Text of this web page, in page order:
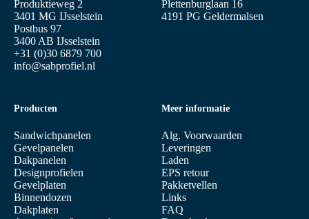
Produktieweg 2
3401 MG IJsselstein
Postbus 97
3400 AB IJsselstein
+31 (0)30 6879 700
info@sabprofiel.nl
Producten
Sandwichpanelen
Gevelpanelen
Dakpanelen
Designprofielen
Gevelplaten
Binnendozen
Dakplaten
Meer informatie
Alg. Voorwaarden
Leveringen
Laden
EPS retour
Pakketvellen
Links
FAQ
Plettenburglaan 16
4191 PG Geldermalsen